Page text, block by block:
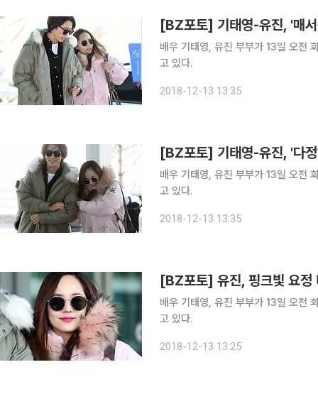
[BZ포토] 기태영-유진, '매
배우 기태영, 유진 부부가 13일 오전
고 있다.
2018-12-13 13:35
[BZ포토] 기태영-유진, '다
배우 기태영, 유진 부부가 13일 오전
고 있다.
2018-12-13 13:35
[BZ포토] 유진, 핑크빛 요정
배우 기태영, 유진 부부가 13일 오전
고 있다.
2018-12-13 13:25